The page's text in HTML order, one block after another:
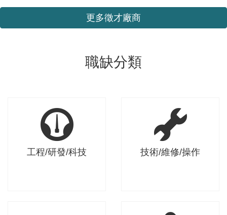
更多徵才廠商
職缺分類
工程/研發/科技 技術/維修/操作